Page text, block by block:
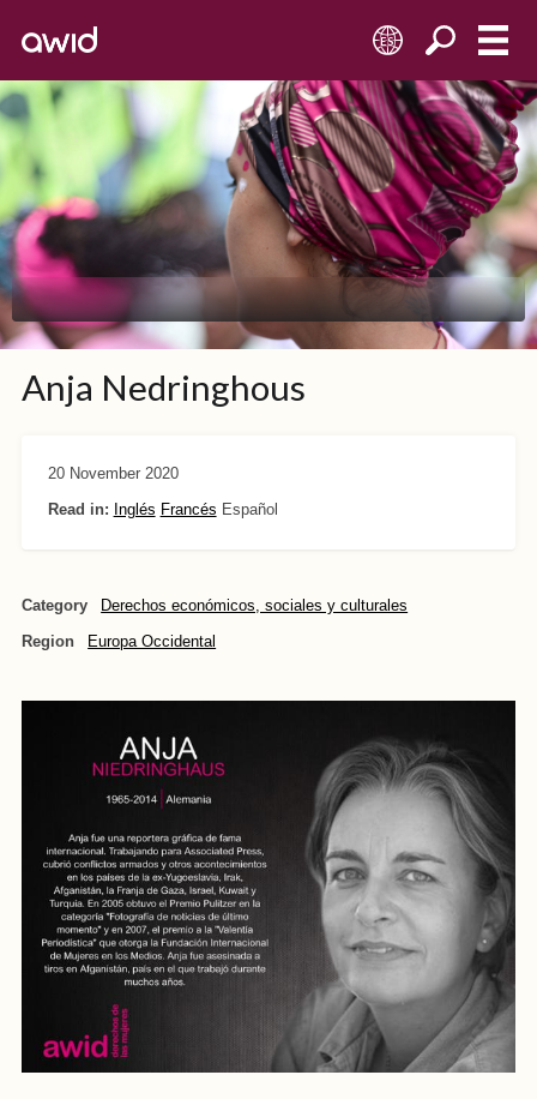
ES
Anja Nedringhous
20 November 2020
Read in: Inglés Francés Español
Category Derechos económicos, sociales y culturales
Region Europa Occidental